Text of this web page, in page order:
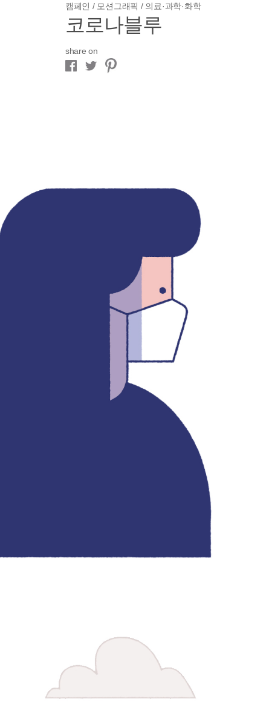
캠페인 / 모션그래픽 / 의료·과학·화학
코로나블루
share on